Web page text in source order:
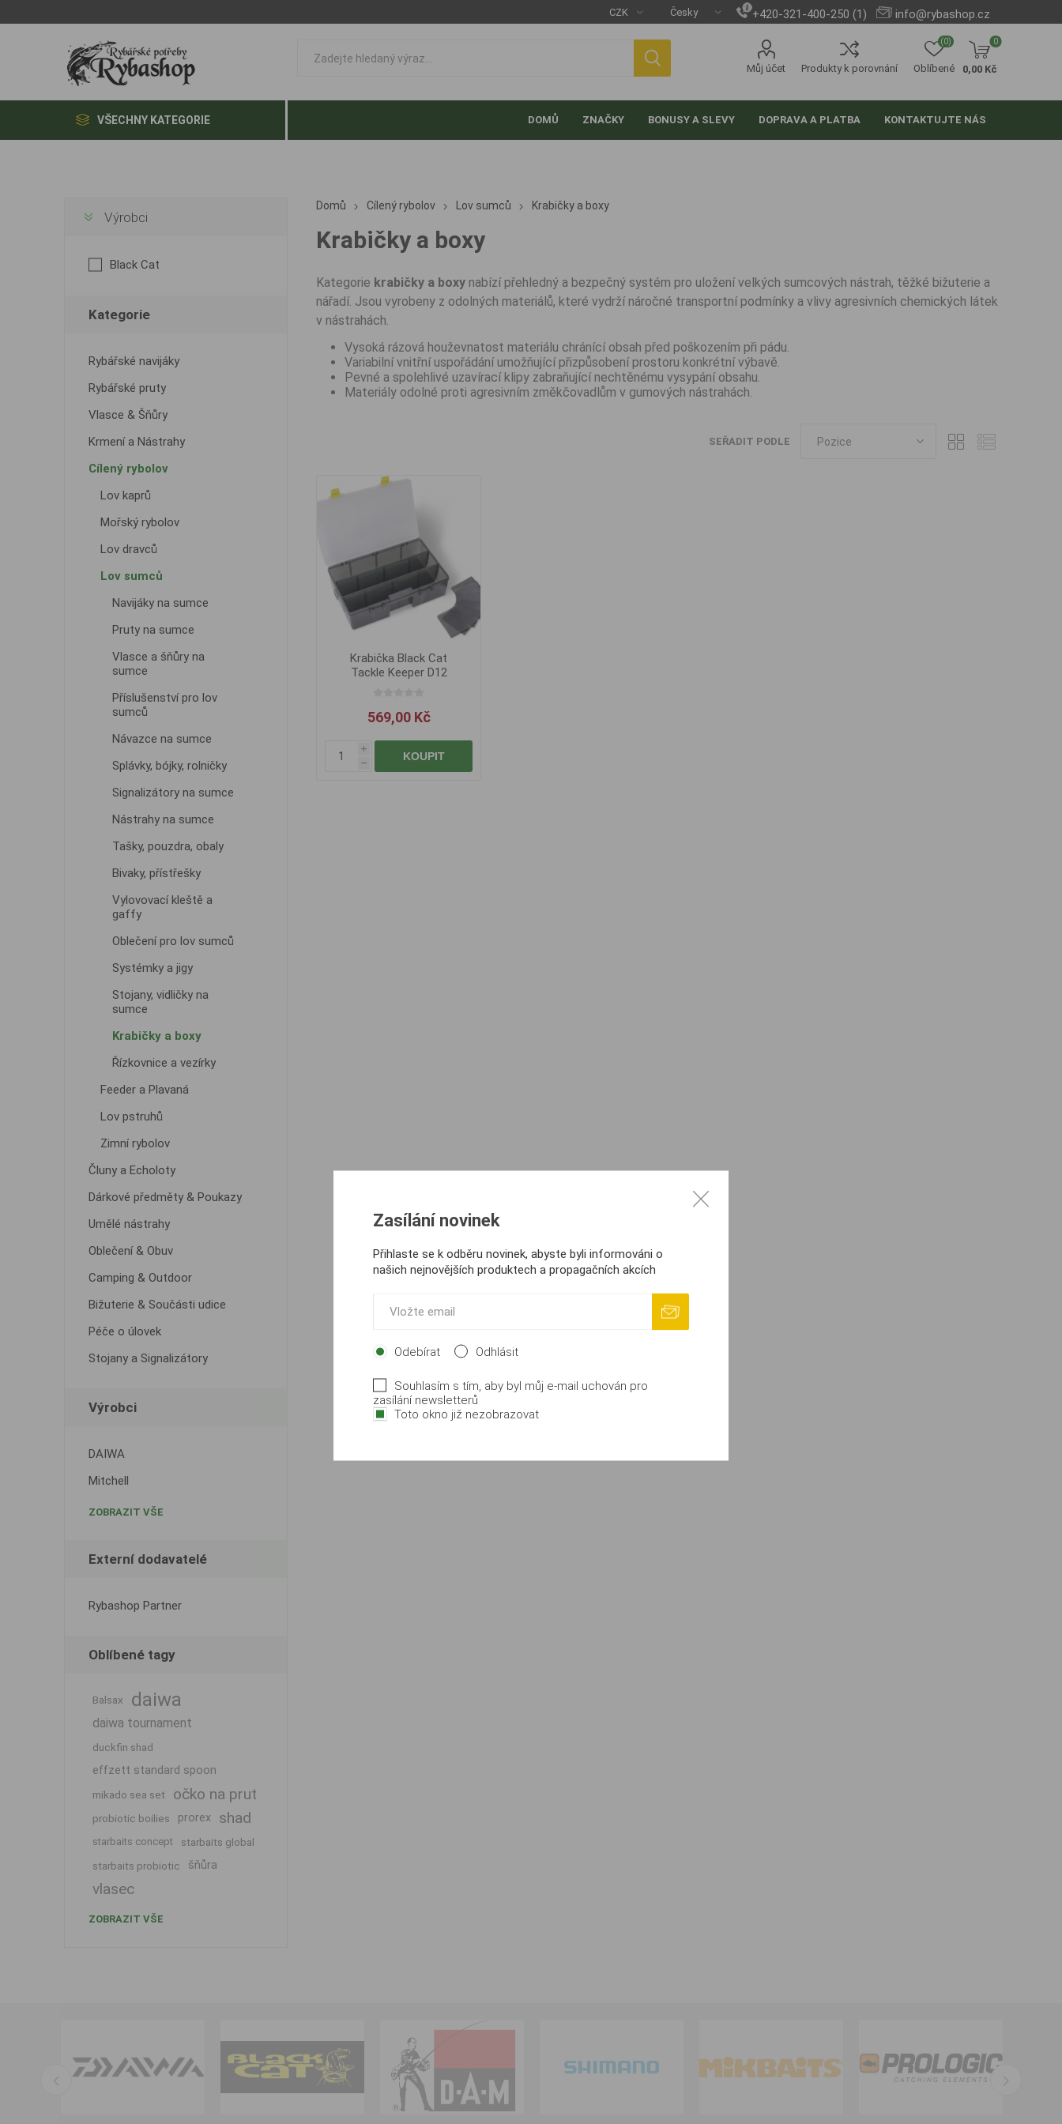
+420-321-400-250 (1) info@rybashop.cz
Můj účet Produkty k porovnání Oblíbené
(0) 0
0,00 Kč
VŠECHNY KATEGORIE DOMŮ ZNAČKY BONUSY A SLEVY DOPRAVA A PLATBA KONTAKTUJTE NÁS
Domů Cílený rybolov Lov sumců Krabičky a boxy
Krabičky a boxy
Kategorie krabičky a boxynabízí přehledný a bezpečný systém pro uložení velkých sumcových nástrah, těžké bižuterie a
nářadí. Jsou vyrobeny z odolných materiálů, které vydrží náročné transportní podmínky a vlivy agresivních chemických látek
v nástrahách.
Vysoká rázová houževnatost materiálu chránící obsah před poškozením při pádu.
Variabilní vnitřní uspořádání umožňující přizpůsobení prostoru konkrétní výbavě.
Pevné a spolehlivé uzavírací klipy zabraňující nechtěnému vysypání obsahu.
Materiály odolné proti agresivním změkčovadlům v gumových nástrahách.
SEŘADIT PODLE
Krabička Black Cat
Tackle Keeper D12
569,00 Kč
i
h
KOUPIT
Výrobci
Black Cat
Kategorie
Rybářské navijáky
Rybářské pruty
Vlasce & Šňůry
Krmení a Nástrahy
Cílený rybolov
Lov kaprů
Mořský rybolov
Lov dravců
Lov sumců
Navijáky na sumce
Pruty na sumce
Vlasce a šňůry na
sumce
Příslušenství pro lov
sumců
Návazce na sumce
Splávky, bójky, rolničky
Signalizátory na sumce
Nástrahy na sumce
Tašky, pouzdra, obaly
Bivaky, přístřešky
Vylovovací kleště a
gaffy
Oblečení pro lov sumců
Systémky a jigy
Stojany, vidličky na
sumce
Krabičky a boxy
Řízkovnice a vezírky
Feeder a Plavaná
Lov pstruhů
Zimní rybolov
Čluny a Echoloty
Dárkové předměty & Poukazy
Umělé nástrahy
Oblečení & Obuv
Camping & Outdoor
Bižuterie & Součásti udice
Péče o úlovek
Stojany a Signalizátory
Výrobci
DAIWA
Mitchell
ZOBRAZIT VŠE
Externí dodavatelé
Rybashop Partner
Oblíbené tagy
Balsax daiwa
daiwa tournament
duckfin shad
effzett standard spoon
mikado sea set očko na prut
probiotic boilies prorex shad
starbaits concept
starbaits global
starbaits probiotic
šňůra
vlasec
ZOBRAZIT VŠE
Zasílání novinek
Přihlaste se k odběru novinek, abyste byli informováni o
našich nejnovějších produktech a propagačních akcích
Odebírat Odhlásit
Souhlasím s tím, aby byl můj e-mail uchován pro
zasílání newsletterů
Toto okno již nezobrazovat